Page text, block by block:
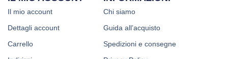
Chi siamo
Guida all’acquisto
Spedizioni e consegne
Il mio account
Dettagli account
Carrello